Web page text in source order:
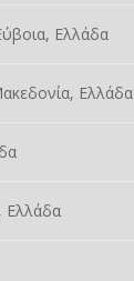
Ελλάδα
Ελλάδα
Ελλάδα